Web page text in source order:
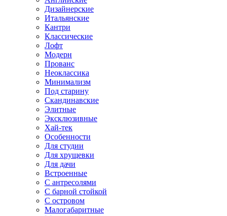
Дизайнерские
Итальянские
Кантри
Классические
Лофт
Модерн
Прованс
Неоклассика
Минимализм
Под старину
Скандинавские
Элитные
Эксклюзивные
Хай-тек
Особенности
Для студии
Для хрущевки
Для дачи
Встроенные
С антресолями
С барной стойкой
С островом
Малогабаритные